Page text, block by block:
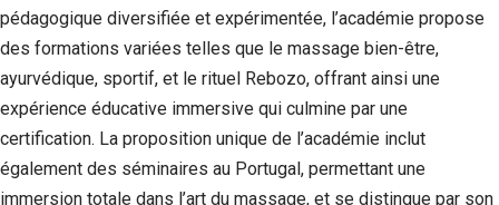
pédagogique diversifiée et expérimentée, l’académie propose
des formations variées telles que le massage bien-être,
ayurvédique, sportif, et le rituel Rebozo, offrant ainsi une
expérience éducative immersive qui culmine par une
certification. La proposition unique de l’académie inclut
également des séminaires au Portugal, permettant une
immersion totale dans l’art du massage, et se distingue par son